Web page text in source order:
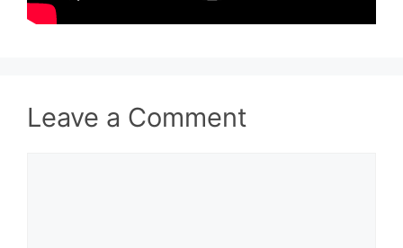
Leave a Comment